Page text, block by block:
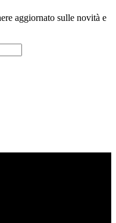
aggiornato sulle novità e